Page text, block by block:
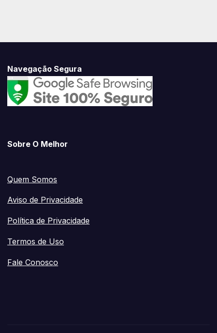
Navegação Segura
Sobre O Melhor
Quem Somos
Aviso de Privacidade
Política de Privacidade
Termos de Uso
Fale Conosco